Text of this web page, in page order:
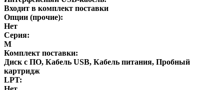
Входит в комплект поставки
Опции (прочие):
Нет
Серия:
M
Комплект поставки:
Диск с ПО, Кабель USB, Кабель питания, Пробный
картридж
LPT: